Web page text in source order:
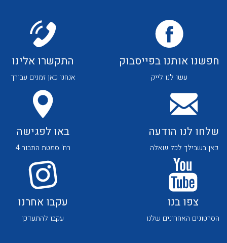
לכל מוצרי היצרן לכל מוצרי היצרן
לכל מוצרי היצרן לכל מוצרי היצרן
חפשנו אותנו בפייסבוק
עשו לנו לייק
התקשרו אלינו
אנחנו כאן זמנים עבורך
שלחו לנו הודעה
כאן בשבילך לכל שאלה
באו לפגישה
רח' סמטת התבור 4
צפו בנו
הסרטונים האחרונים שלנו
עקבו אחרנו
עקבו להתעדכן